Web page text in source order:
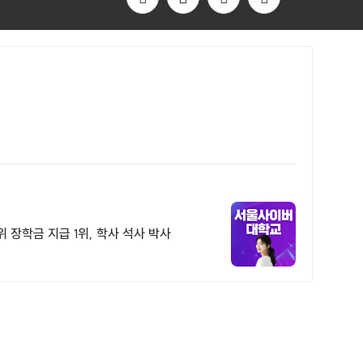
장학금 지급 1위, 학사 석사 박사